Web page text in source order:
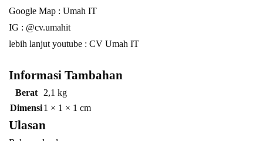
Google Map : Umah IT
IG : @cv.umahit
lebih lanjut youtube : CV Umah IT
Informasi Tambahan
Berat
2,1 kg
Dimensi1 × 1 × 1 cm
Ulasan